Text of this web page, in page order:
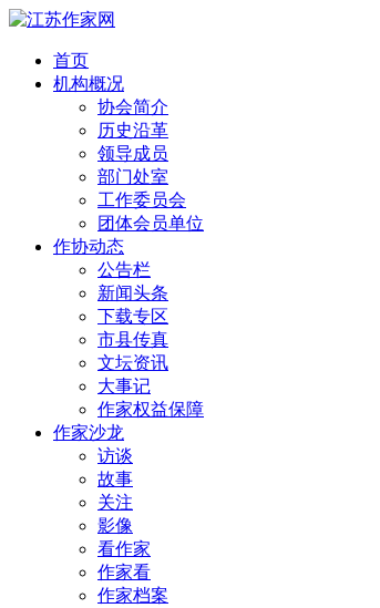
首页
机构概况
协会简介
历史沿革
领导成员
部门处室
工作委员会
团体会员单位
作协动态
公告栏
新闻头条
下载专区
市县传真
文坛资讯
大事记
作家权益保障
作家沙龙
访谈
故事
关注
影像
看作家
作家看
作家档案